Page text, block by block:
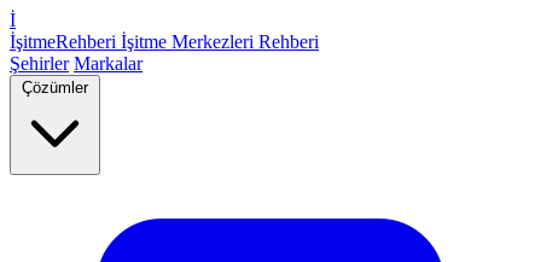
İ
İşitmeRehberi İşitme Merkezleri Rehberi
Şehirler Markalar
Çözümler